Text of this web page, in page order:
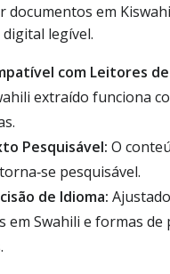
documentos em
legível.
com Leitores
extraído funciona
Pesquisável: O
pesquisável.
de Idioma:
em Swahili e formas de